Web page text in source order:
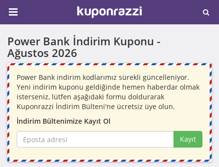
Power Bank İndirim Kuponu -
Ağustos 2026
Power Bank indirim kodlarımız sürekli güncelleniyor.
Yeni indirim kuponu geldiğinde hemen haberdar olmak
isterseniz, lütfen aşağıdaki formu doldurarak
Kuponrazzi İndirim Bülteni'ne ücretsiz üye olun.
İndirim Bültenimize Kayıt Ol
Kayıt